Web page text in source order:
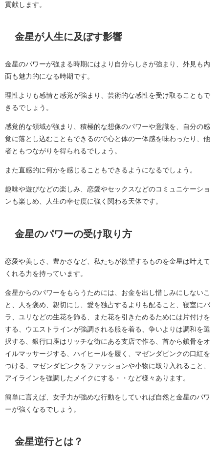
貢献します。
金星が人生に及ぼす影響
金星のパワーが強まる時期にはより自分らしさが強まり、外見も内
面も魅力的になる時期です。
理性よりも感情と感覚が強まり、芸術的な感性を受け取ることもで
きるでしょう。
感覚的な領域が強まり、積極的な想像のパワーや意識を、自分の感
覚に落とし込むこともできるので心と体の一体感を味わったり、他
者ともつながりを得られるでしょう。
また直感的に何かを感じることもできるようになるでしょう。
趣味や遊びなどの楽しみ、恋愛やセックスなどのコミュニケーショ
ンも楽しめ、人生の幸せ度に強く関わる天体です。
金星のパワーの受け取り方
恋愛や美しさ、豊かさなど、私たちが欲望するものを金星は叶えて
くれる力を持っています。
金星からのパワーをもらうためには、お金を出し惜しみにしないこ
と、人を褒め、親切にし、愛を独占するよりも配ること、寝室にバ
ラ、ユリなどの生花を飾る、また花を引きためるためには片付けを
する、ウエストラインが強調される服を着る、争いよりは調和を選
択する、銀行口座はリッチな街にある支店で作る、首から鎖骨をオ
イルマッサージする、ハイヒールを履く、マゼンダピンクの口紅を
つける、マゼンダピンクをファッションや小物に取り入れること、
アイラインを強調したメイクにする・・など様々あります。
簡単に言えば、女子力が強めな行動をしていれば自然と金星のパワ
ーが強くなるでしょう。
金星逆行とは？